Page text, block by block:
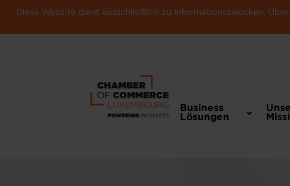
Diese Website dient ausschließlich zu Informationszwecken.
Business
Lösungen